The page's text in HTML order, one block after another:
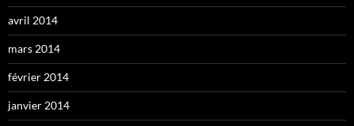
avril 2014
mars 2014
février 2014
janvier 2014